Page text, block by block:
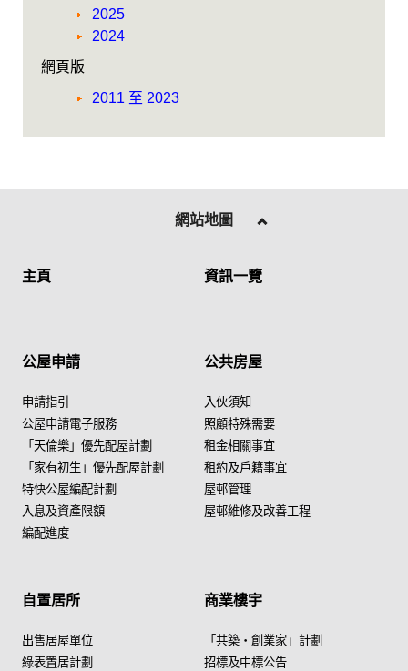
2025
2024
網頁版
2011 至 2023
網站地圖
主頁 資訊一覽
公屋申請
申請指引
公屋申請電子服務
「天倫樂」優先配屋計劃
「家有初生」優先配屋計劃
特快公屋編配計劃
入息及資產限額
編配進度
公共房屋
入伙須知
照顧特殊需要
租金相關事宜
租約及戶籍事宜
屋邨管理
屋邨維修及改善工程
自置居所
出售居屋單位
綠表置居計劃
商業樓宇
「共築・創業家」計劃
招標及中標公告